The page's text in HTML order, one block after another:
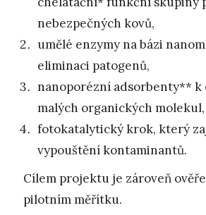
nebezpečných kovů,
umělé enzymy na bázi
eliminaci patogenů,
nanoporézní adsorbenty** k
malých organických molekul,
fotokatalytický krok, který
vypouštění kontaminantů.
Cílem projektu je zároveň
pilotním měřítku.